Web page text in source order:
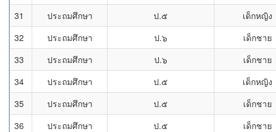
31
ประถมศึกษา ป.๕ เด็กหญิง
32
ประถมศึกษา ป.๖ เด็กชาย
33
ประถมศึกษา ป.๖ เด็กชาย
34
ประถมศึกษา ป.๕ เด็กหญิง
35
ประถมศึกษา ป.๕ เด็กชาย
36
ประถมศึกษา ป.๕ เด็กชาย